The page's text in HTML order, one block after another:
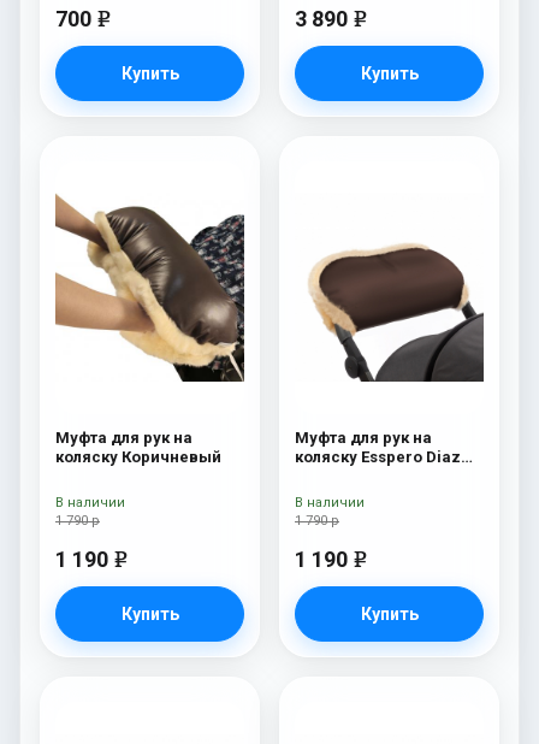
700 e
Купить
3 890 e
Купить
Муфта для рук на
коляску Коричневый
1 790 р
1 190 e
Купить
В наличии
Муфта для рук на
коляску Esspero Diaz
Chocolat
1 790 р
1 190 e
Купить
В наличии